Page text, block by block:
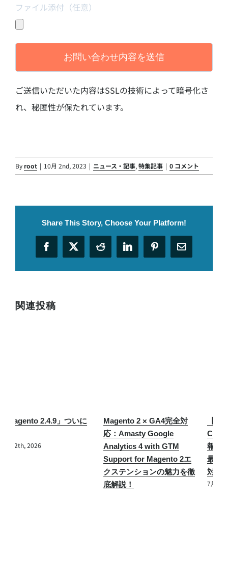
ファイル添付（任意）
ご送信いただいた内容はSSLの技術によって暗号化さ
れ、秘匿性が保たれています。
By root | 10月 2nd, 2023 | ニュース・記事,特集記事 | 0 コメント
Share This Story, Choose Your Platform!
Facebook
X Reddit LinkedInPinterest
電
子
関連投稿
Magento 2 × GA4完全対
Analytics 4 with GTM
クステンションの魅力を徹
【緊急】Magento/Adobe
Commerceセキュリティ情
報「APSB26-73」が公開！
最高CVSS 10.0の脆弱性と
対策まとめ
7月 31st, 2026